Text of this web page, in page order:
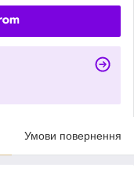
Умови повернення